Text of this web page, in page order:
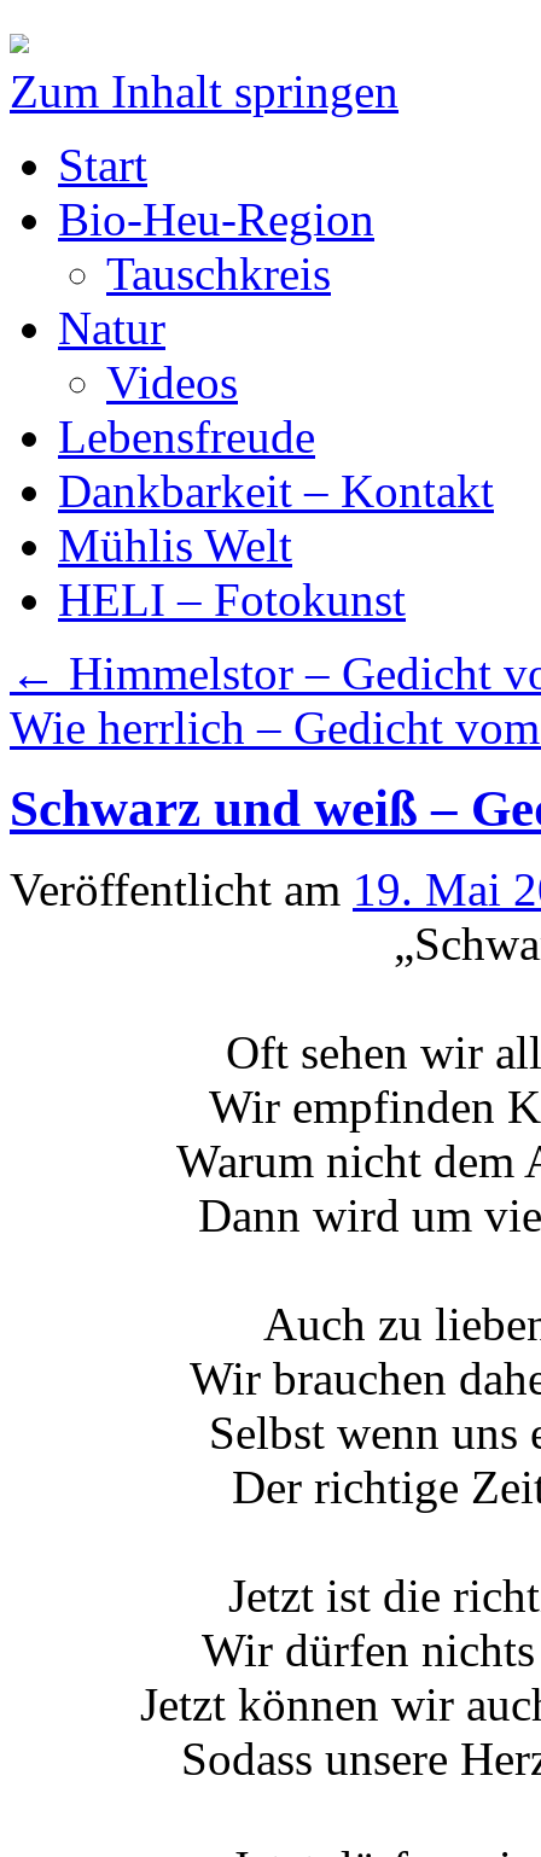
Zum Inhalt springen
Start
Bio-Heu-Region
Tauschkreis
Natur
Videos
Lebensfreude
Dankbarkeit – Kontakt
Mühlis Welt
HELI – Fotokunst
← Himmelstor – Gedicht
Wie herrlich – Gedicht
Schwarz und weiß –
Veröffentlicht am 19. Mai
Oft sehen wir
Wir empfinden
Warum nicht dem
Dann wird um
Auch zu
Wir brauchen
Selbst wenn
Der richtige
Jetzt ist die
Wir dürfen nichts
Jetzt können wir
Sodass unsere